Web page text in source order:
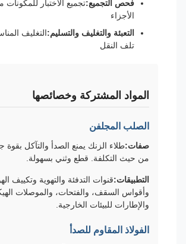
فحص التجميع:تجميع الاختبار للمكونات
الأجزاء
التعبئة والتغليف والتسليم:التغليف
تلف النقل
المواد المشتركة وخصائصها
الصلب المجلفن
صفات:طلاء الزنك يمنع الصدأ والتآكل بقوة
من حيث التكلفة. قطع وثني بسهولة.
التطبيقات:
وأقواس السقف، والفتحات، والموصلات
والإطارات للبيئات الخارجية.
الفولاذ المقاوم للصدأ